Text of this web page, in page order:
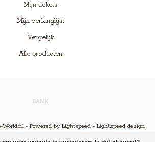
Mijn tickets
Mijn verlanglijst
Vergelijk
Alle producten
- Powered by Lightspeed- Lightspeed design
by Dyvelopment